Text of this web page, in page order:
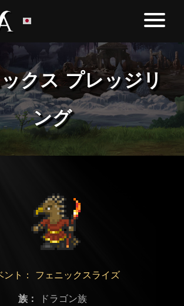
クス プレッジリ
ング
ント： フェニックスライズ
族：
ドラゴン族